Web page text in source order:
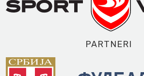
PARTNERI